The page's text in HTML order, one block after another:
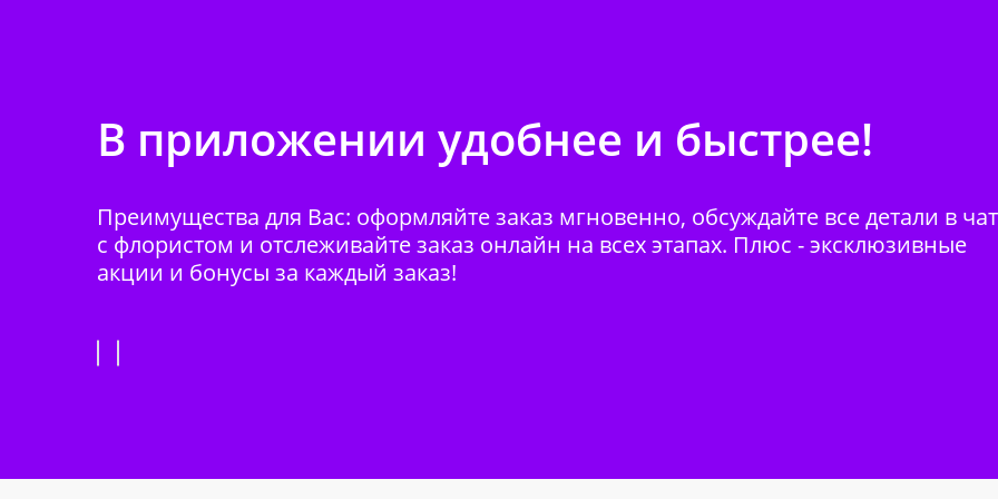
В приложении удобнее и быстрее!
Преимущества для Вас: оформляйте заказ мгновенно, обсуждайте все детали в
с флористом и отслеживайте заказ онлайн на всех этапах. Плюс - эксклюзивные
акции и бонусы за каждый заказ!